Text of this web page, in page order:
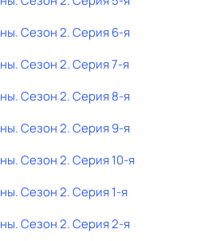
. Сезон 2. Серия 6-я
. Сезон 2. Серия 7-я
. Сезон 2. Серия 8-я
. Сезон 2. Серия 9-я
. Сезон 2. Серия 10-я
. Сезон 2. Серия 1-я
. Сезон 2. Серия 2-я